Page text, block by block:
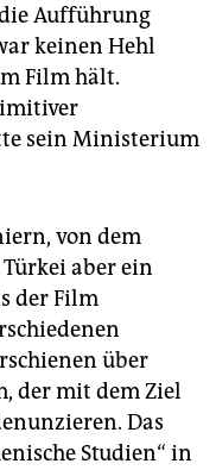
Aufführung
keinen Hehl
Film hält.
sein Ministerium
von dem
aber ein
der Film
über
der mit dem Ziel
Das
Studien“ in